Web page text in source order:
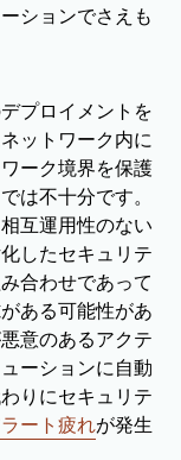
ションでさえも
プロイメントを
ットワーク内に
ーク境界を保護
は不十分です。
互運用性のない
したセキュリテ
合わせであって
ある可能性があ
意のあるアクテ
ーションに自動
りにセキュリテ
ート疲れが発生